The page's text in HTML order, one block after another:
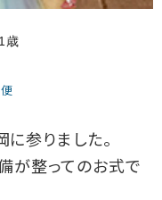
歳
参りました。
が整ってのお式で